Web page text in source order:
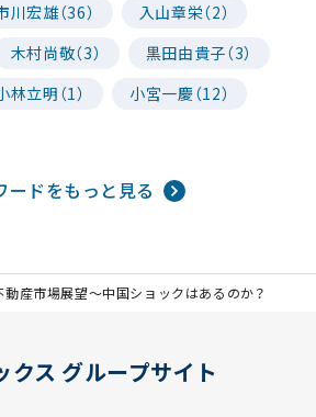
川宏雄（36）
入山章栄（2）
木村尚敬（3）
黒田由貴子（3）
林立明（1）
小宮一慶（12）
ードをもっと見る
動産市場展望～中国ショックはあるのか？
クス グループサイト